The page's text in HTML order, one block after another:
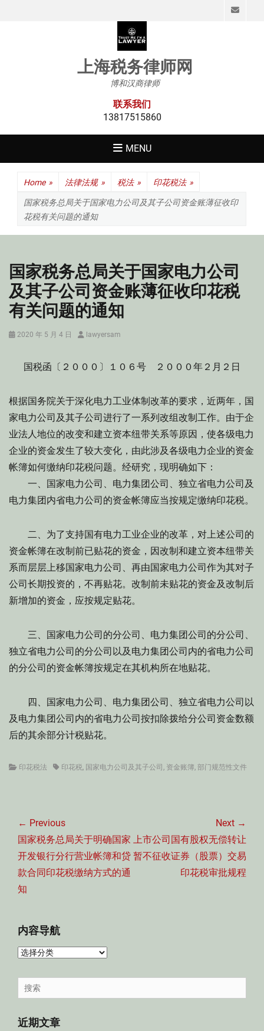
上海税务律师网
博和汉商律师
联系我们
13817515860
MENU
Home » 法律法规 » 税法 » 印花税法 »
国家税务总局关于国家电力公司及其子公司资金账薄征收印
花税有关问题的通知
国家税务总局关于国家电力公司
及其子公司资金账薄征收印花税
有关问题的通知
Posted
2020 年 5 月 4 日 Authorlawyersam
国税函〔２０００〕１０６号 ２０００年２月２日
根据国务院关于深化电力工业体制改革的要求，近两年，国
家电力公司及其子公司进行了一系列改组改制工作。由于企
业法人地位的改变和建立资本纽带关系等原因，使各级电力
企业的资金发生了较大变化，由此涉及各级电力企业的资金
帐簿如何缴纳印花税问题。经研究，现明确如下：
一、国家电力公司、电力集团公司、独立省电力公司及
电力集团内省电力公司的资金帐簿应当按规定缴纳印花税。
二、为了支持国有电力工业企业的改革，对上述公司的
资金帐簿在改制前已贴花的资金，因改制和建立资本纽带关
系而层层上移国家电力公司、再由国家电力公司作为其对子
公司长期投资的，不再贴花。改制前未贴花的资金及改制后
新增加的资金，应按规定贴花。
三、国家电力公司的分公司、电力集团公司的分公司、
独立省电力公司的分公司以及电力集团公司内的省电力公司
的分公司的资金帐簿按规定在其机构所在地贴花。
四、国家电力公司、电力集团公司、独立省电力公司以
及电力集团公司内的省电力公司按扣除拨给分公司资金数额
后的其余部分计税贴花。
Categories
印花税法 Tags印花税, 国家电力公司及其子公司 , 资金账簿, 部门规范性文件
章
导
航
← Previous
Previous
post:
国家税务总局关于明确国家
开发银行分行营业帐簿和贷
款合同印花税缴纳方式的通
知
Next →
Next
post:
上市公司国有股权无偿转让
暂不征收证券（股票）交易
印花税审批规程
内容导航
内
导
航
Search
for:
近期文章